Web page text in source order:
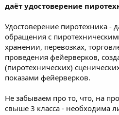
даёт удостоверение
Удостоверение пиротехника -
обращения с
хранении, перевозках,
проведения фейерверков,
(пиротехнических)
показами фейерверков.
Не забываем про то, что, на
свыше 3 класса - необходима